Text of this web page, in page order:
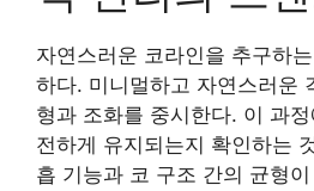
자연스러운 코라인을 추구하
하다. 미니멀하고 자연스러운
형과 조화를 중시한다. 이 과
전하게 유지되는지 확인하는
흡 기능과 코 구조 간의 균형